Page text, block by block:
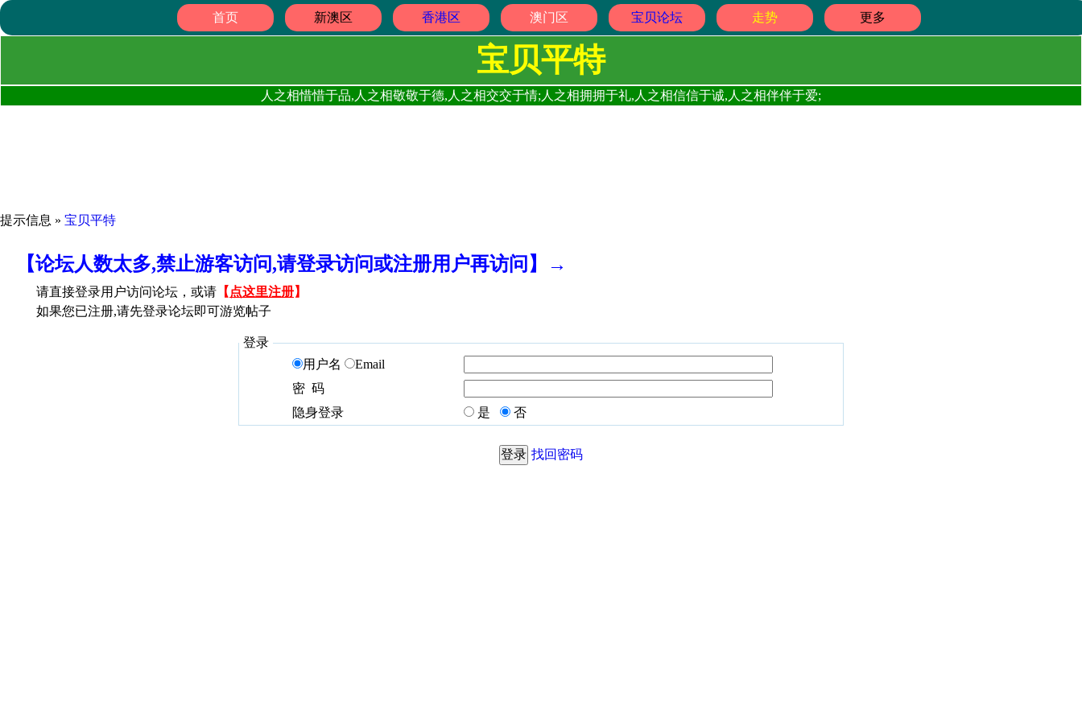
首页 新澳区 香港区 澳门区 宝贝论坛 走势 更多
宝贝平特
人之相惜惜于品,人之相敬敬于德,人之相交交于情;人之相拥拥于礼,人之相信信于诚,人之相伴伴于爱;
提示信息 » 宝贝平特
【论坛人数太多,禁止游客访问,请登录访问或注册用户再访问】→
请直接登录用户访问论坛，或请 【 点这里注册】
如果您已注册,请先登录论坛即可游览帖子
登录
用户名
Email
密 码
隐身登录
是 否
找回密码